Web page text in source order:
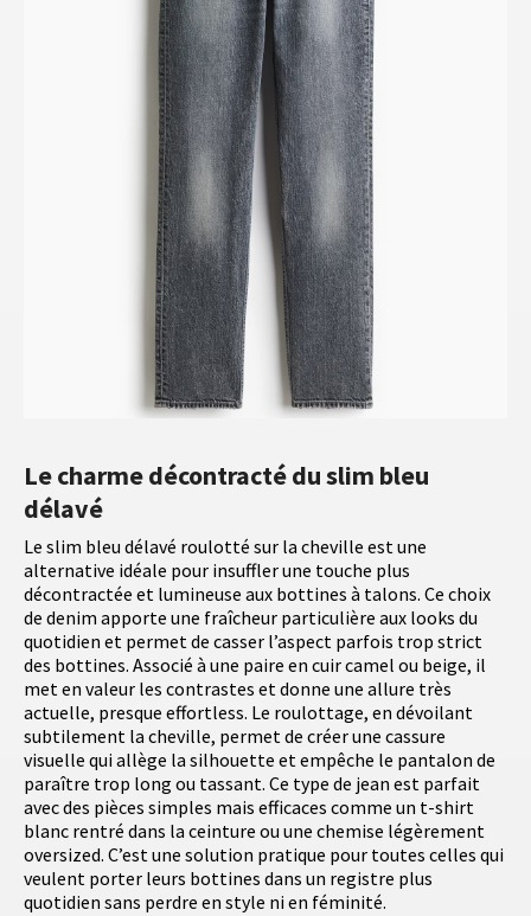
Le charme décontracté du slim bleu
délavé
Le slim bleu délavé roulotté sur la cheville est une
alternative idéale pour insuffler une touche plus
décontractée et lumineuse aux bottines à talons. Ce choix
de denim apporte une fraîcheur particulière aux looks du
quotidien et permet de casser l’aspect parfois trop strict
des bottines. Associé à une paire en cuir camel ou beige, il
met en valeur les contrastes et donne une allure très
actuelle, presque effortless. Le roulottage, en dévoilant
subtilement la cheville, permet de créer une cassure
visuelle qui allège la silhouette et empêche le pantalon de
paraître trop long ou tassant. Ce type de jean est parfait
avec des pièces simples mais efficaces comme un t-shirt
blanc rentré dans la ceinture ou une chemise légèrement
oversized. C’est une solution pratique pour toutes celles qui
veulent porter leurs bottines dans un registre plus
quotidien sans perdre en style ni en féminité.